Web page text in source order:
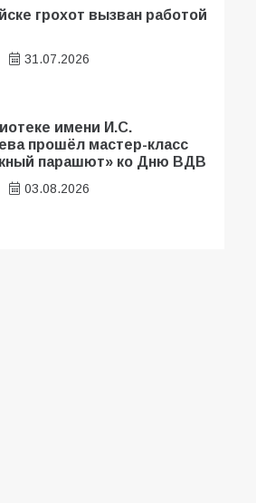
грохот вызван работой
31.07.2026
имени И.С.
прошёл мастер-класс
парашют» ко Дню ВДВ
03.08.2026